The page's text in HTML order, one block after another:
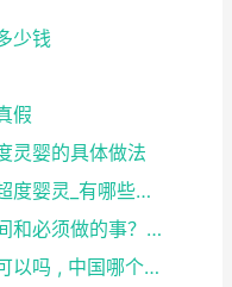
少钱
假
灵婴的具体做法
灵婴超度：道人说坠胎后怎样超度婴灵_有哪些方法可
灵婴超度：超度婴灵的最佳时间和必须做的事？婴灵超度...
灵婴超度：网上找人超度婴灵可以吗 , 中国哪个寺庙...